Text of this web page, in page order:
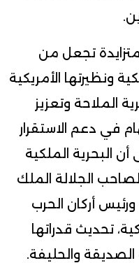
تجعل من
ونظيرتها الأمريكية
الملاحة وتعزيز
في دعم الاستقرار
أن البحرية الملكية
الجلالة الملك
أركان الحرب
تحديث قدراتها
الصديقة والحليفة.